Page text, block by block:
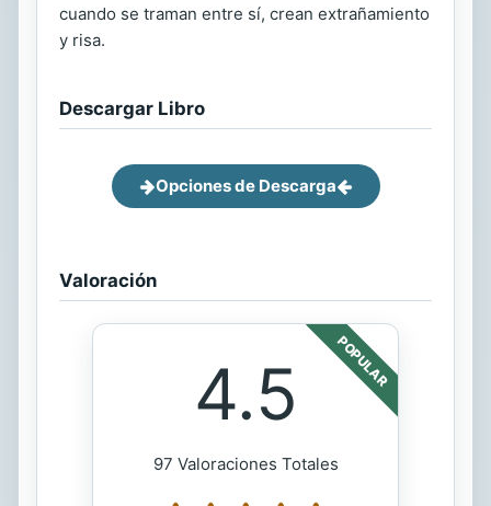
cuando se traman entre sí, crean extrañamiento
y risa.
Descargar Libro
Opciones de Descarga
Valoración
POPULAR
4.5
97 Valoraciones Totales